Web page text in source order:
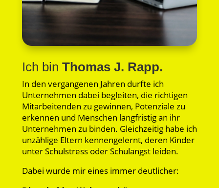
Ich bin Thomas J. Rapp.
In den vergangenen Jahren durfte ich
Unternehmen dabei begleiten, die richtigen
Mitarbeitenden zu gewinnen, Potenziale zu
erkennen und Menschen langfristig an ihr
Unternehmen zu binden. Gleichzeitig habe ich
unzählige Eltern kennengelernt, deren Kinder
unter Schulstress oder Schulangst leiden.
Dabei wurde mir eines immer deutlicher: